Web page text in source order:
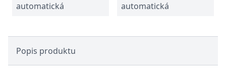
automatická
automatická
Popis produktu